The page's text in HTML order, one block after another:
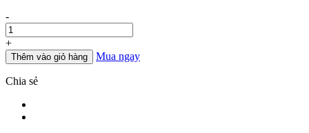
Số
lượng
-
+
Thêm vào giỏ hàng Mua ngay
Chia sẻ